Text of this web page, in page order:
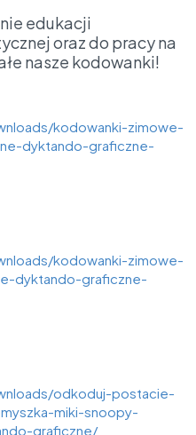
edukacji
oraz do pracy na
nasze kodowanki!
kodowanki-zimowe-
dyktando-graficzne-
kodowanki-zimowe-
dyktando-graficzne-
odkoduj-postacie-
miki-snoopy-
graficzne/